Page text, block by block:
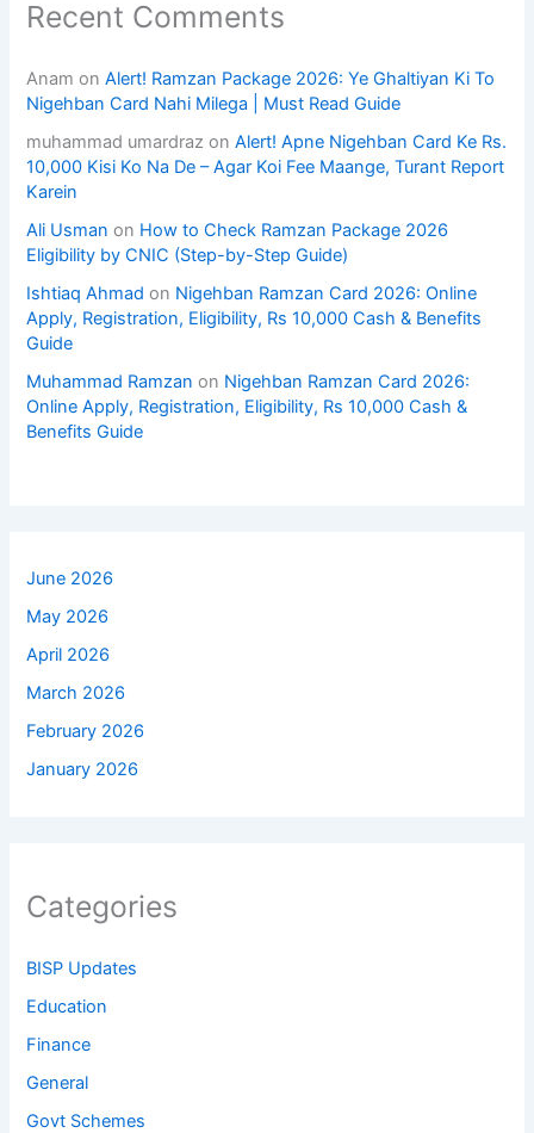
Recent Comments
Anam onAlert! Ramzan Package 2026: Ye Ghaltiyan Ki To
Nigehban Card Nahi Milega | Must Read Guide
muhammad umardraz onAlert! Apne Nigehban Card Ke Rs.
10,000 Kisi Ko Na De – Agar Koi Fee Maange, Turant Report
Karein
Ali Usman on How to Check Ramzan Package 2026
Eligibility by CNIC (Step-by-Step Guide)
Ishtiaq Ahmad on Nigehban Ramzan Card 2026: Online
Apply, Registration, Eligibility, Rs 10,000 Cash & Benefits
Guide
Muhammad Ramzan on Nigehban Ramzan Card 2026:
Online Apply, Registration, Eligibility, Rs 10,000 Cash &
Benefits Guide
June 2026
May 2026
April 2026
March 2026
February 2026
January 2026
Categories
BISP Updates
Education
Finance
General
Govt Schemes